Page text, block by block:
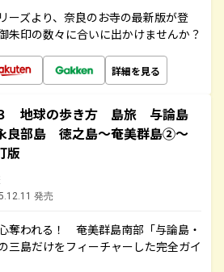
ーズより、奈良のお寺の最新版が登
朱印の数々に合いに出かけませんか？
詳細を見る
地球の歩き方 島旅 与論島
良部島 徳之島～奄美群島②～
版
発売
奪われる！ 奄美群島南部「与論島・
三島だけをフィーチャーした完全ガイ